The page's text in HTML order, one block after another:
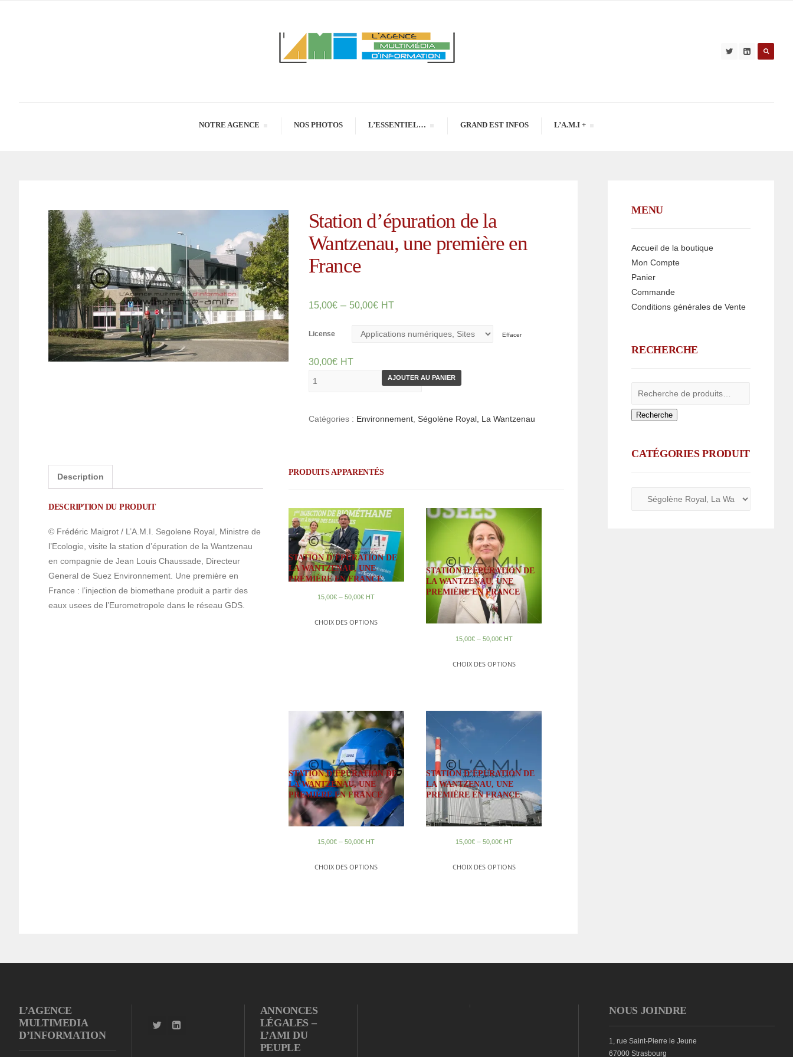
NOTRE AGENCE NOS PHOTOS L’ESSENTIEL… GRAND EST INFOS L’A.M.I +
Station d’épuration de la
Wantzenau, une première en
France
15,00€– 50,00€ HT
License Effacer
30,00€ HT
AJOUTER AU PANIER
Catégories : Environnement, Ségolène Royal, La Wantzenau
Description
DESCRIPTION DU PRODUIT
© Frédéric Maigrot / L’A.M.I. Segolene Royal, Ministre de
l’Ecologie, visite la station d’épuration de la Wantzenau
en compagnie de Jean Louis Chaussade, Directeur
General de Suez Environnement. Une première en
France : l’injection de biomethane produit a partir des
eaux usees de l’Eurometropole dans le réseau GDS.
PRODUITS APPARENTÉS
STATION D’ÉPURATION DE
LA WANTZENAU, UNE
PREMIÈRE EN FRANCE
15,00€ –50,00€ HT
CHOIX DES OPTIONS
STATION D’ÉPURATION DE
LA WANTZENAU, UNE
PREMIÈRE EN FRANCE
15,00€– 50,00€ HT
CHOIX DES OPTIONS
STATION D’ÉPURATION DE
LA WANTZENAU, UNE
PREMIÈRE EN FRANCE
15,00€ –50,00€ HT
CHOIX DES OPTIONS
STATION D’ÉPURATION DE
LA WANTZENAU, UNE
PREMIÈRE EN FRANCE
15,00€– 50,00€ HT
CHOIX DES OPTIONS
MENU
Accueil de la boutique
Mon Compte
Panier
Commande
Conditions générales de Vente
RECHERCHE
Recherche
CATÉGORIES PRODUIT
L’AGENCE
MULTIMEDIA
D’INFORMATION
ANNONCES
LÉGALES –
L’AMI DU
PEUPLE
NOUS JOINDRE
1, rue Saint-Pierre le Jeune
67000 Strasbourg